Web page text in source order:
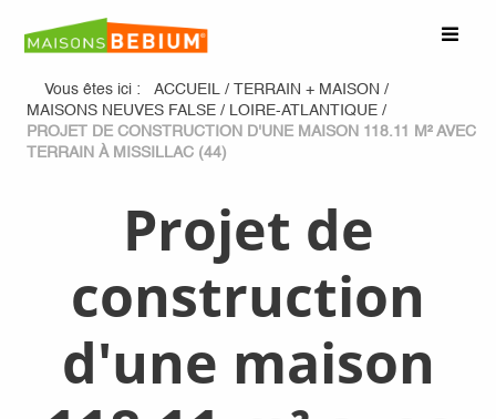
Vous êtes ici : ACCUEIL / TERRAIN + MAISON /
MAISONS NEUVES FALSE / LOIRE-ATLANTIQUE /
PROJET DE CONSTRUCTION D'UNE MAISON 118.11 M² AVEC
TERRAIN À MISSILLAC (44)
Projet de
construction
d'une maison